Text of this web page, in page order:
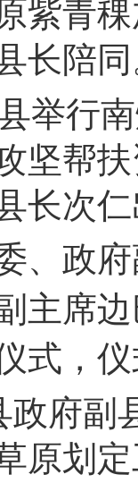
紫青
长陪
举行
坚帮
长次
、政
主席
式，
政府副
原划